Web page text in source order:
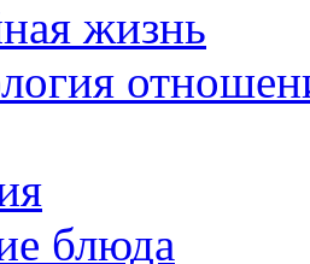
жизнь
блюда